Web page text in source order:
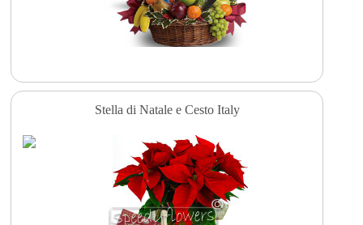
Stella di Natale e Cesto Italy